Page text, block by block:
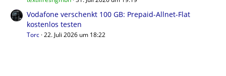
Vodafone verschenkt 100 GB: Prepaid-Allnet-Flat
kostenlos testen
Torc 22. Juli 2026 um 18:22